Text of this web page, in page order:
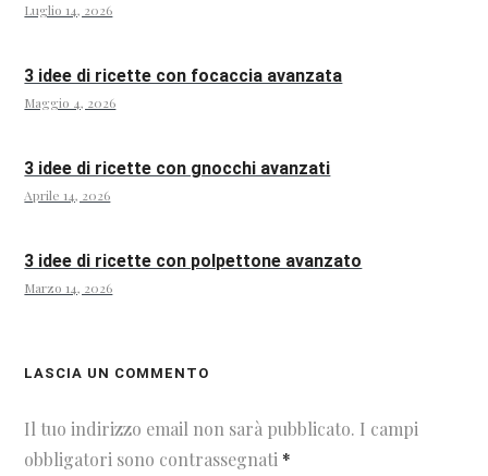
Luglio 14, 2026
3 idee di ricette con focaccia avanzata
Maggio 4, 2026
3 idee di ricette con gnocchi avanzati
Aprile 14, 2026
3 idee di ricette con polpettone avanzato
Marzo 14, 2026
LASCIA UN COMMENTO
Il tuo indirizzo email non sarà pubblicato. I campi
obbligatori sono contrassegnati *